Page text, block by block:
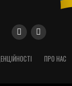
ПРО НАС